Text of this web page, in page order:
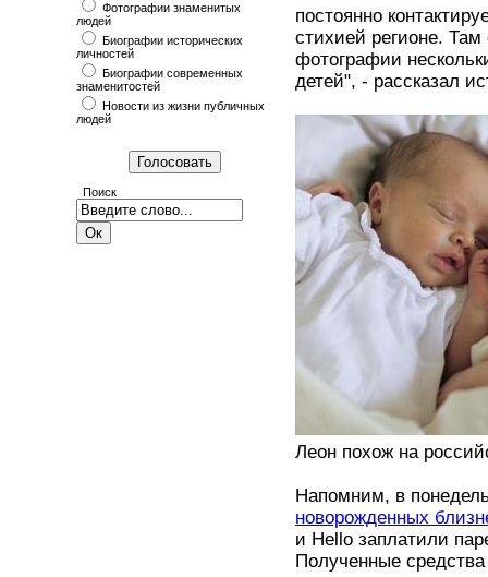
Фотографии знаменитых
людей
Биографии исторических
личностей
Биографии современных
знаменитостей
Новости из жизни публичных
людей
Поиск
постоянно
стихией регионе.
фотографии
детей", - рассказал
Леон похож на
Напомним, в
новорожденных
и Hello заплатили
Полученные